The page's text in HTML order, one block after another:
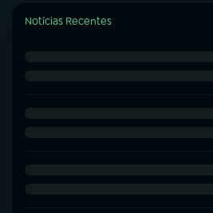
Notícias Recentes